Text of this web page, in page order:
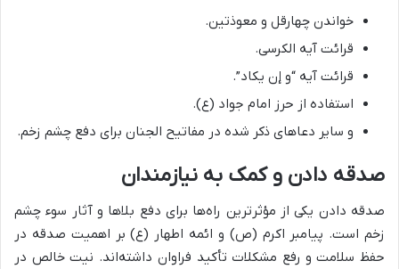
خواندن چهارقل و معوذتین.
قرائت آیه الکرسی.
قرائت آیه “و إن یکاد”.
استفاده از حرز امام جواد (ع).
و سایر دعاهای ذکر شده در مفاتیح الجنان برای دفع چشم زخم.
صدقه دادن و کمک به نیازمندان
صدقه دادن یکی از مؤثرترین راه‌ها برای دفع بلاها و آثار سوء چشم
زخم است. پیامبر اکرم (ص) و ائمه اطهار (ع) بر اهمیت صدقه در
حفظ سلامت و رفع مشکلات تأکید فراوان داشته‌اند. نیت خالص در